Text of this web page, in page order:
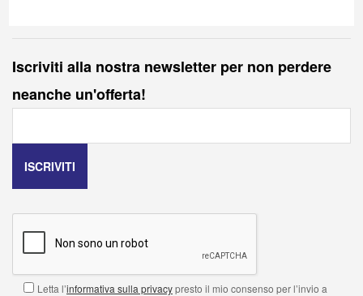
Iscriviti alla nostra newsletter per non perdere
neanche un'offerta!
Letta l’informativa sulla privacypresto il mio consenso per l’invio a